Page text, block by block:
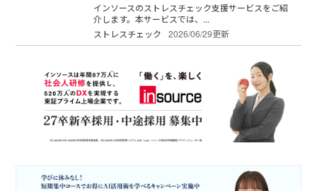
インソースのストレスチェック支援サービスをご紹
介します。本サービスでは、...
ストレスチェック
2026/06/29更新